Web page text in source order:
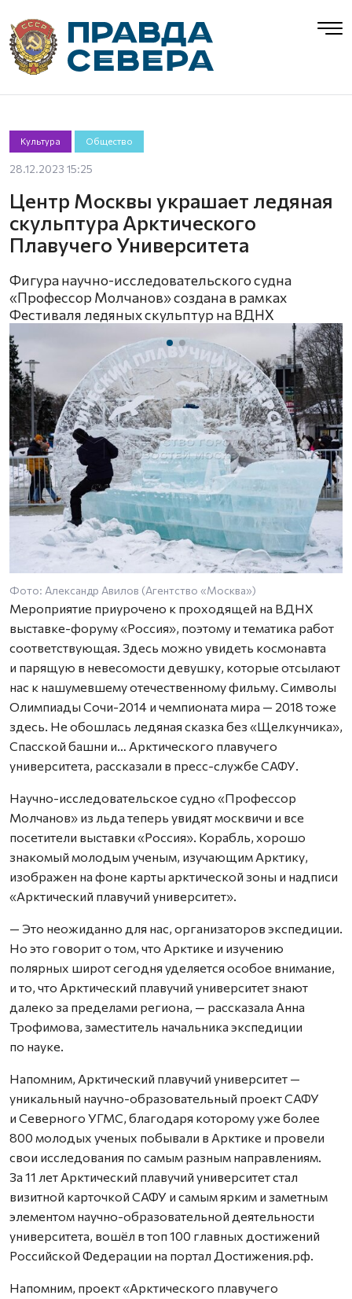
Культура Общество
28.12.2023 15:25
Центр Москвы украшает ледяная
скульптура Арктического
Плавучего Университета
Фигура научно-исследовательского судна
«Профессор Молчанов» создана в рамках
Фестиваля ледяных скульптур на ВДНХ
Фото: Александр Авилов (Агентство «Москва»)
Мероприятие приурочено к проходящей на ВДНХ
выставке-форуму «Россия», поэтому и тематика работ
соответствующая. Здесь можно увидеть космонавта
и парящую в невесомости девушку, которые отсылают
нас к нашумевшему отечественному фильму. Символы
Олимпиады Сочи-2014 и чемпионата мира — 2018 тоже
здесь. Не обошлась ледяная сказка без «Щелкунчика»,
Спасской башни и… Арктического плавучего
университета, рассказали в пресс-службе САФУ.
Научно-исследовательское судно «Профессор
Молчанов» из льда теперь увидят москвичи и все
посетители выставки «Россия». Корабль, хорошо
знакомый молодым ученым, изучающим Арктику,
изображен на фоне карты арктической зоны и надписи
«Арктический плавучий университет».
— Это неожиданно для нас, организаторов экспедиции.
Но это говорит о том, что Арктике и изучению
полярных широт сегодня уделяется особое внимание,
и то, что Арктический плавучий университет знают
далеко за пределами региона, — рассказала Анна
Трофимова, заместитель начальника экспедиции
по науке.
Напомним, Арктический плавучий университет —
уникальный научно-образовательный проект САФУ
и Северного УГМС, благодаря которому уже более
800 молодых ученых побывали в Арктике и провели
свои исследования по самым разным направлениям.
За 11 лет Арктический плавучий университет стал
визитной карточкой САФУ и самым ярким и заметным
элементом научно-образовательной деятельности
университета, вошёл в топ 100 главных достижений
Российской Федерации на портал Достижения.рф.
Напомним, проект «Арктического плавучего